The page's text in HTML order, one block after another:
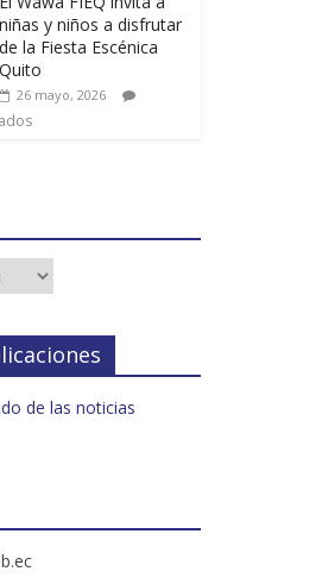
niñas y niños a disfrutar
de la Fiesta Escénica
Quito
26 mayo, 2026
de las noticias